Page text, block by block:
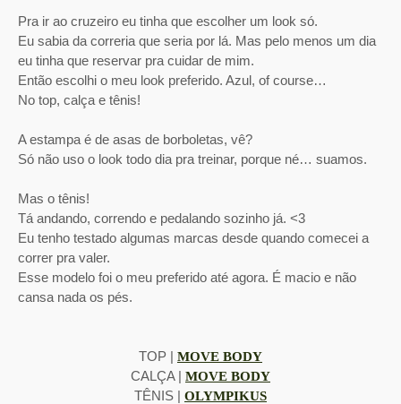
Pra ir ao cruzeiro eu tinha que escolher um look só.
Eu sabia da correria que seria por lá. Mas pelo menos um dia
eu tinha que reservar pra cuidar de mim.
Então escolhi o meu look preferido. Azul, of course…
No top, calça e tênis!
A estampa é de asas de borboletas, vê?
Só não uso o look todo dia pra treinar, porque né… suamos.
Mas o tênis!
Tá andando, correndo e pedalando sozinho já. <3
Eu tenho testado algumas marcas desde quando comecei a
correr pra valer.
Esse modelo foi o meu preferido até agora. É macio e não
cansa nada os pés.
TOP | MOVE BODY
CALÇA | MOVE BODY
TÊNIS | OLYMPIKUS